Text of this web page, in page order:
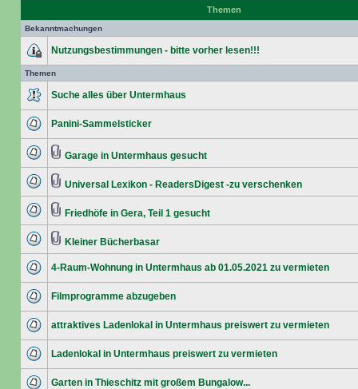
Themen
Bekanntmachungen
Nutzungsbestimmungen - bitte vorher lesen!!!
Themen
Suche alles über Untermhaus
Panini-Sammelsticker
Garage in Untermhaus gesucht
Universal Lexikon - ReadersDigest -zu verschenken
Friedhöfe in Gera, Teil 1 gesucht
Kleiner Bücherbasar
4-Raum-Wohnung in Untermhaus ab 01.05.2021 zu vermieten
Filmprogramme abzugeben
attraktives Ladenlokal in Untermhaus preiswert zu vermieten
Ladenlokal in Untermhaus preiswert zu vermieten
Garten in Thieschitz mit großem Bungalow...